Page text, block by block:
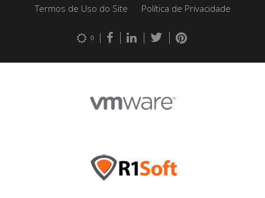
Termos de Uso do Site
Política de Privacidade
0